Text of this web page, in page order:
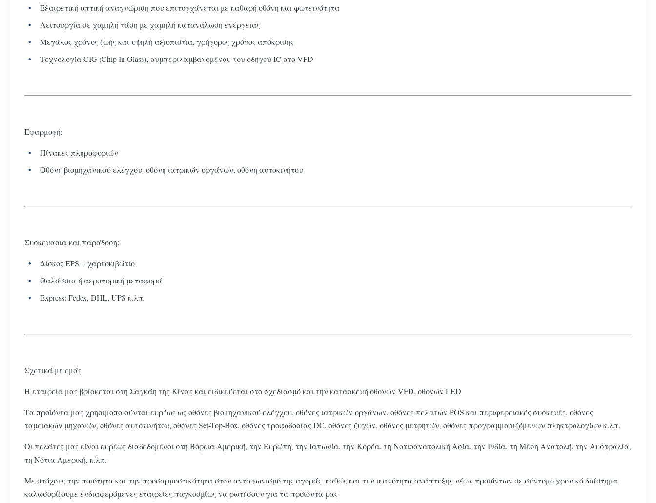
Εξαιρετική οπτική αναγνώριση που επιτυγχάνεται με καθαρή οθόνη και φωτεινότητα
Λειτουργία σε χαμηλή τάση με χαμηλή κατανάλωση ενέργειας
Μεγάλος χρόνος ζωής και υψηλή αξιοπιστία, γρήγορος χρόνος απόκρισης
Τεχνολογία CIG (Chip In Glass), συμπεριλαμβανομένου του οδηγού IC στο VFD
Εφαρμογή:
Πίνακες πληροφοριών
Οθόνη βιομηχανικού ελέγχου, οθόνη ιατρικών οργάνων, οθόνη αυτοκινήτου
Συσκευασία και παράδοση:
Δίσκος EPS + χαρτοκιβώτιο
Θαλάσσια ή αεροπορική μεταφορά
Express: Fedex, DHL, UPS κ.λπ.
Σχετικά με εμάς
Η εταιρεία μας βρίσκεται στη Σαγκάη της Κίνας και ειδικεύεται στο σχεδιασμό και την κατασκευή οθονών VFD, οθονών LED
Τα προϊόντα μας χρησιμοποιούνται ευρέως ως οθόνες βιομηχανικού ελέγχου, οθόνες ιατρικών οργάνων, οθόνες πελατών POS και περιφερειακές συσκευές, οθόνες
ταμειακών μηχανών, οθόνες αυτοκινήτου, οθόνες Set-Top-Box, οθόνες τροφοδοσίας DC, οθόνες ζυγών, οθόνες μετρητών, οθόνες προγραμματιζόμενων πληκτρολογίων κ.λπ.
Οι πελάτες μας είναι ευρέως διαδεδομένοι στη Βόρεια Αμερική, την Ευρώπη, την Ιαπωνία, την Κορέα, τη Νοτιοανατολική Ασία, την Ινδία, τη Μέση Ανατολή, την Αυστραλία,
τη Νότια Αμερική, κ.λπ.
Με στόχους την ποιότητα και την προσαρμοστικότητα στον ανταγωνισμό της αγοράς, καθώς και την ικανότητα ανάπτυξης νέων προϊόντων σε σύντομο χρονικό διάστημα.
καλωσορίζουμε ενδιαφερόμενες εταιρείες παγκοσμίως να ρωτήσουν για τα προϊόντα μας